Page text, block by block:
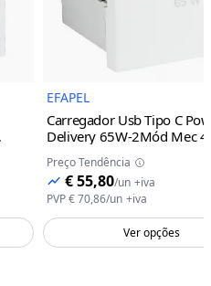
EFAPEL
Carregador Usb Tipo C
Delivery 65W-2Mód Mec
Alumina
Preço Tendência
€ 55,80/un +iva
PVP€ 70,86/un +iva
Ver opções